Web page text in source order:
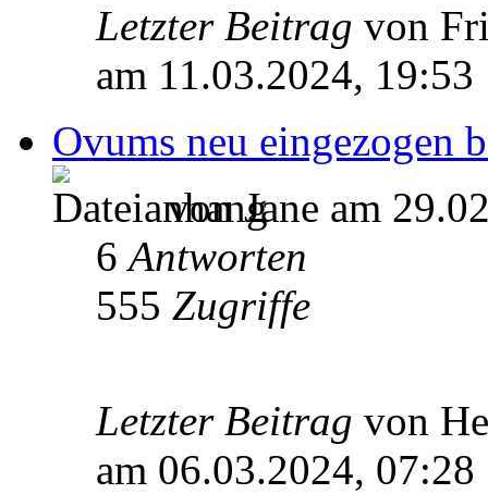
Letzter Beitrag von
am 11.03.2024, 19:53
Ovums neu eingezogen
von Jane am
6Antworten
555 Zugriffe
Letzter Beitrag von
am 06.03.2024, 07:28